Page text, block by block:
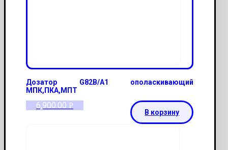
Дозатор G82B/A1 ополаскивающий
МПК,ПКА,МПТ
6,900.00 Р
В корзину